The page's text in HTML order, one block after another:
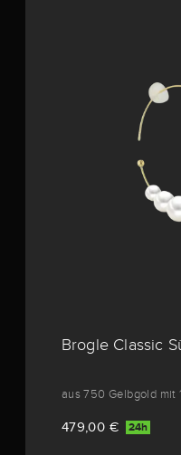
Brogle Classic
aus 750 Gelbgold mit
479,00 € 24h